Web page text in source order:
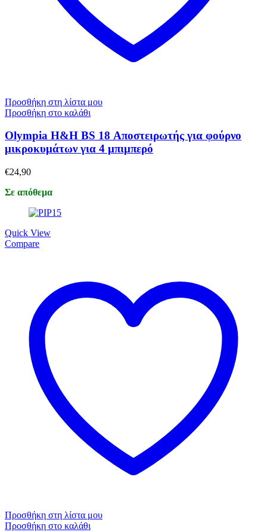
Προσθήκη στη λίστα μου
Προσθήκη στο καλάθι
Olympia H&H BS 18 Αποστειρωτής για φούρνο
μικροκυμάτων για 4 μπιμπερό
€24,90
Σε απόθεμα
Quick View
Compare
Προσθήκη στη λίστα μου
Προσθήκη στο καλάθι